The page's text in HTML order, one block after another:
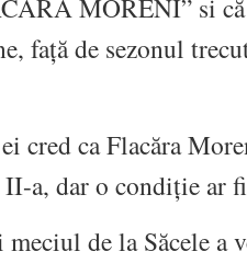
MORENI” si
față de sezonul
cred ca Flacăra
a, dar o condiție ar
de la Săcele a